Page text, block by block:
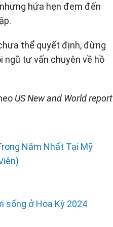
hứa hẹn đem đến
thể quyết định, đừng
ngũ tư vấn chuyên về hồ
US New and World report
Năm Nhất Tại Mỹ
sống ở Hoa Kỳ 2024